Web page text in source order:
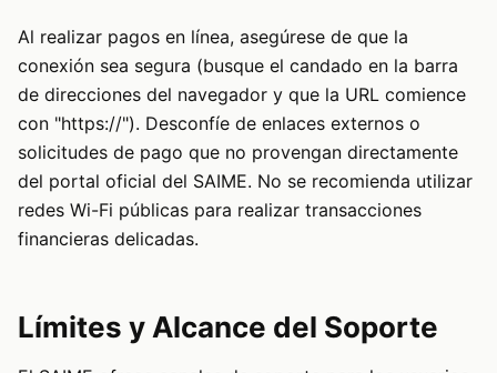
Al realizar pagos en línea, asegúrese de que la
conexión sea segura (busque el candado en la barra
de direcciones del navegador y que la URL comience
con "https://"). Desconfíe de enlaces externos o
solicitudes de pago que no provengan directamente
del portal oficial del SAIME. No se recomienda utilizar
redes Wi-Fi públicas para realizar transacciones
financieras delicadas.
Límites y Alcance del Soporte